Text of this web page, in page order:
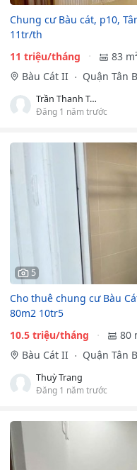
Chung cư Bàu cát, p10,
11tr/th
11 triệu/tháng
83
Bàu Cát II
Quận Tân
Trần Thanh Tâm
Đăng 1 năm trước
5
Cho thuê chung cư Bàu
80m2 10tr5
10.5 triệu/tháng
80
Bàu Cát II
Quận Tân
Thuỳ Trang
Đăng 1 năm trước